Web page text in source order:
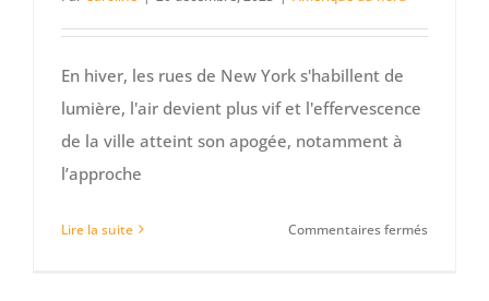
En hiver, les rues de New York s'habillent de
lumière, l'air devient plus vif et l'effervescence
de la ville atteint son apogée, notamment à
l’approche
Lire la suite Commentaires ferméssur